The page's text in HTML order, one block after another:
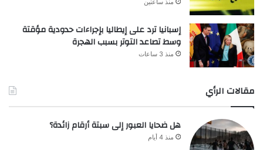
إسبانيا ترد على إيطاليا بإجراءات حدودية مؤقتة
وسط تصاعد التوتر بسبب الهجرة
منذ 3 ساعات
مقالات الرأي
هل ضحايا العبور إلى سبتة أرقام زائدة؟
منذ 4 أيام